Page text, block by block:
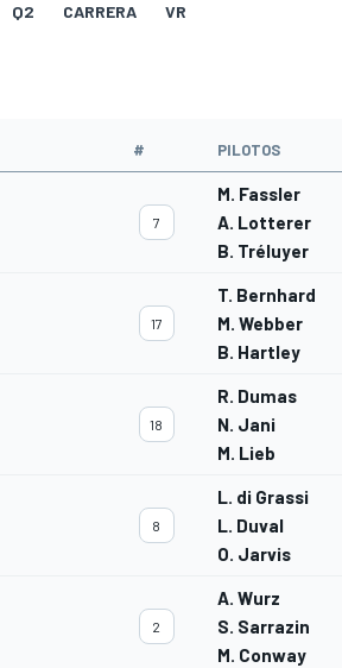
Q2 CARRERA VR
# PILOTOS
7
M. Fassler
A. Lotterer
B. Tréluyer
17
T. Bernhard
M. Webber
B. Hartley
18
R. Dumas
N. Jani
M. Lieb
8
L. di Grassi
L. Duval
O. Jarvis
2
A. Wurz
S. Sarrazin
M. Conway